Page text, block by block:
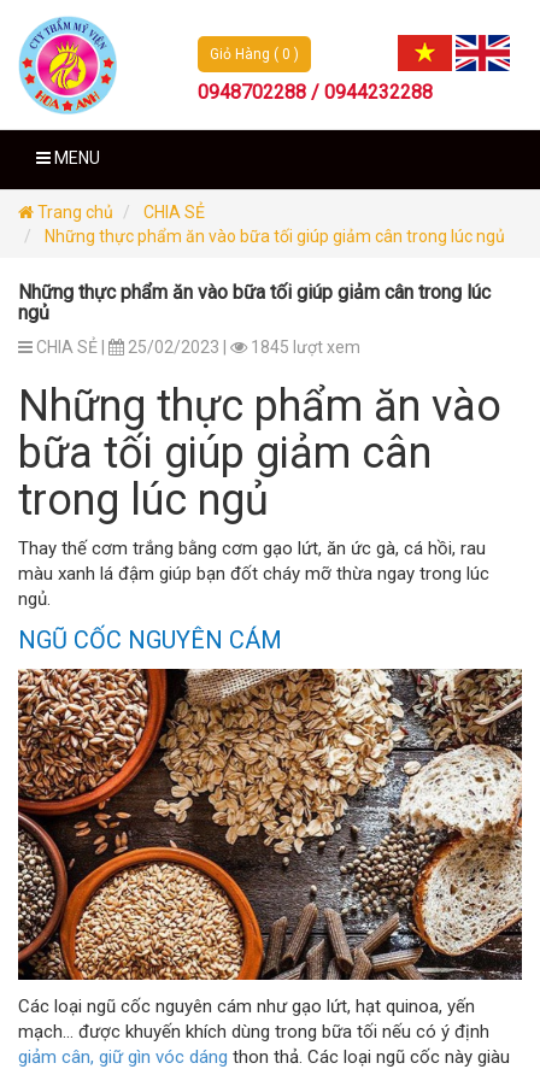
Giỏ Hàng ( 0 )
0948702288 / 0944232288
MENU
Trang chủ
CHIA SẺ
Những thực phẩm ăn vào bữa tối giúp giảm cân trong lúc ngủ
Những thực phẩm ăn vào bữa tối giúp giảm cân trong lúc
ngủ
CHIA SẺ | 25/02/2023 | 1845 lượt xem
Những thực phẩm ăn vào
bữa tối giúp giảm cân
trong lúc ngủ
Thay thế cơm trắng bằng cơm gạo lứt, ăn ức gà, cá hồi, rau
màu xanh lá đậm giúp bạn đốt cháy mỡ thừa ngay trong lúc
ngủ.
NGŨ CỐC NGUYÊN CÁM
Các loại ngũ cốc nguyên cám như gạo lứt, hạt quinoa, yến
mạch... được khuyến khích dùng trong bữa tối nếu có ý định
giảm cân, giữ gìn vóc dáng thon thả. Các loại ngũ cốc này giàu